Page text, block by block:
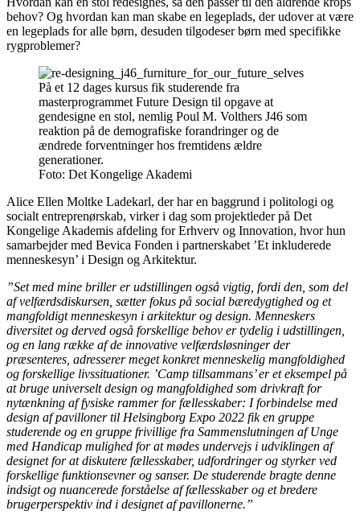
behov? Og hvordan kan man skabe en legeplads, der udover at være
en legeplads for alle børn, desuden tilgodeser børn med specifikke
rygproblemer?
På et 12 dages kursus fik studerende fra
masterprogrammet Future Design til opgave at
gendesigne en stol, nemlig Poul M. Volthers J46 som
reaktion på de demografiske forandringer og de
ændrede forventninger hos fremtidens ældre
generationer.
Foto: Det Kongelige Akademi
Alice Ellen Moltke Ladekarl, der har en baggrund i politologi og
socialt entreprenørskab, virker i dag som projektleder på Det
Kongelige Akademis afdeling for Erhverv og Innovation, hvor hun
samarbejder med Bevica Fonden i partnerskabet ’Et inkluderede
menneskesyn’ i Design og Arkitektur.
”Set med mine briller er udstillingen også vigtig, fordi den, som del
af velfærdsdiskursen, sætter fokus på social bæredygtighed og et
mangfoldigt menneskesyn i arkitektur og design. Menneskers
diversitet og derved også forskellige behov er tydelig i udstillingen,
og en lang række af de innovative velfærdsløsninger der
præsenteres, adresserer meget konkret menneskelig mangfoldighed
og forskellige livssituationer. ’Camp tillsammans’ er et eksempel på
at bruge universelt design og mangfoldighed som drivkraft for
nytænkning af fysiske rammer for fællesskaber: I forbindelse med
design af pavilloner til Helsingborg Expo 2022 fik en gruppe
studerende og en gruppe frivillige fra Sammenslutningen af Unge
med Handicap mulighed for at mødes undervejs i udviklingen af
designet for at diskutere fællesskaber, udfordringer og styrker ved
forskellige funktionsevner og sanser. De studerende bragte denne
indsigt og nuancerede forståelse af fællesskaber og et bredere
brugerperspektiv ind i designet af pavillonerne.”